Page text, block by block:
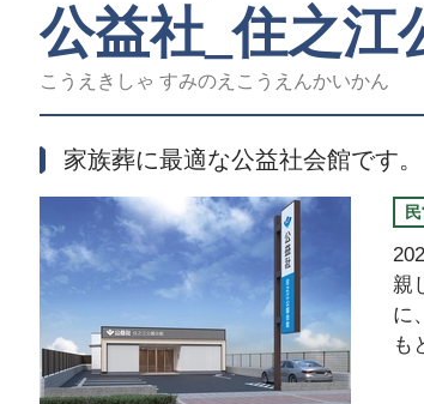
公益社_住之江
こうえきしゃ すみのえこうえんかいかん
家族葬に最適な公益社会館です。
親
に
も